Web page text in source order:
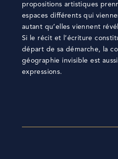
propositions artistiques
espaces différents qui
autant qu’elles viennent
Si le récit et l’écriture
départ de sa démarche, la
géographie invisible est
expressions.